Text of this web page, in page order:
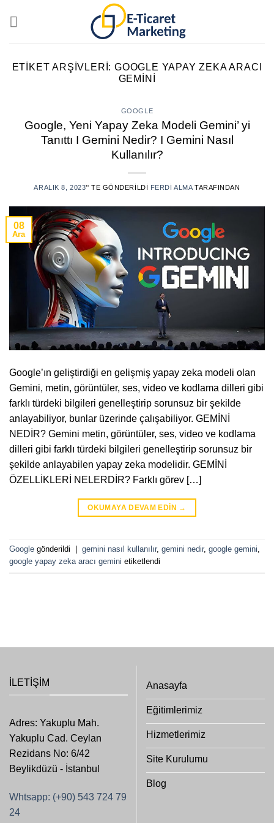
ETIKET ARŞIVLERI: GOOGLE YAPAY ZEKA ARACI
GEMINI
GOOGLE
Google, Yeni Yapay Zeka Modeli Gemini’ yi
Tanıttı I Gemini Nedir? I Gemini Nasıl
Kullanılır?
ARALIK 8, 2023’' TE GÖNDERILDI FERDI ALMATARAFINDAN
08
Ara
Google’ın geliştirdiği en gelişmiş yapay zeka modeli olan
Gemini, metin, görüntüler, ses, video ve kodlama dilleri gibi
farklı türdeki bilgileri genelleştirip sorunsuz bir şekilde
anlayabiliyor, bunlar üzerinde çalışabiliyor. GEMİNİ
NEDİR? Gemini metin, görüntüler, ses, video ve kodlama
dilleri gibi farklı türdeki bilgileri genelleştirip sorunsuz bir
şekilde anlayabilen yapay zeka modelidir. GEMİNİ
ÖZELLİKLERİ NELERDİR? Farklı görev […]
OKUMAYA DEVAM EDIN →
Google gönderildi gemini nasıl kullanılır, gemini nedir, google gemini,
google yapay zeka aracı gemini etiketlendi
İLETIŞIM
Adres: Yakuplu Mah.
Yakuplu Cad. Ceylan
Rezidans No: 6/42
Beylikdüzü - İstanbul
Whtsapp: (+90) 543 724 79
24
Anasayfa
Eğitimlerimiz
Hizmetlerimiz
Site Kurulumu
Blog